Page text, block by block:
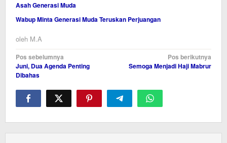
Asah Generasi Muda
Wabup Minta Generasi Muda Teruskan Perjuangan
oleh M.A
Navigasi
pos
Pos sebelumnya
Juni, Dua Agenda Penting
Dibahas
Pos berikutnya
Semoga Menjadi Haji Mabrur